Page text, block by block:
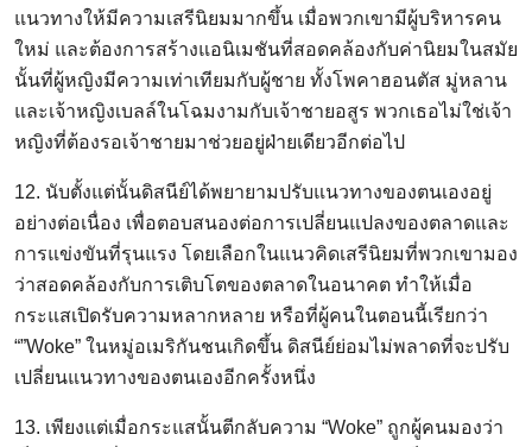
แนวทางให้มีความเสรีนิยมมากขึ้น เมื่อพวกเขามีผู้บริหารคน
ใหม่ และต้องการสร้างแอนิเมชันที่สอดคล้องกับค่านิยมในสมัย
นั้นที่ผู้หญิงมีความเท่าเทียมกับผู้ชาย ทั้งโพคาฮอนตัส มู่หลาน
และเจ้าหญิงเบลล์ในโฉมงามกับเจ้าชายอสูร พวกเธอไม่ใช่เจ้า
หญิงที่ต้องรอเจ้าชายมาช่วยอยู่ฝ่ายเดียวอีกต่อไป
12. นับตั้งแต่นั้นดิสนีย์ได้พยายามปรับแนวทางของตนเองอยู่
อย่างต่อเนื่อง เพื่อตอบสนองต่อการเปลี่ยนแปลงของตลาดและ
การแข่งขันที่รุนแรง โดยเลือกในแนวคิดเสรีนิยมที่พวกเขามอง
ว่าสอดคล้องกับการเติบโตของตลาดในอนาคต ทำให้เมื่อ
กระแสเปิดรับความหลากหลาย หรือที่ผู้คนในตอนนี้เรียกว่า
“”Woke” ในหมู่อเมริกันชนเกิดขึ้น ดิสนีย์ย่อมไม่พลาดที่จะปรับ
เปลี่ยนแนวทางของตนเองอีกครั้งหนึ่ง
13. เพียงแต่เมื่อกระแสนั้นตีกลับความ “Woke” ถูกผู้คนมองว่า